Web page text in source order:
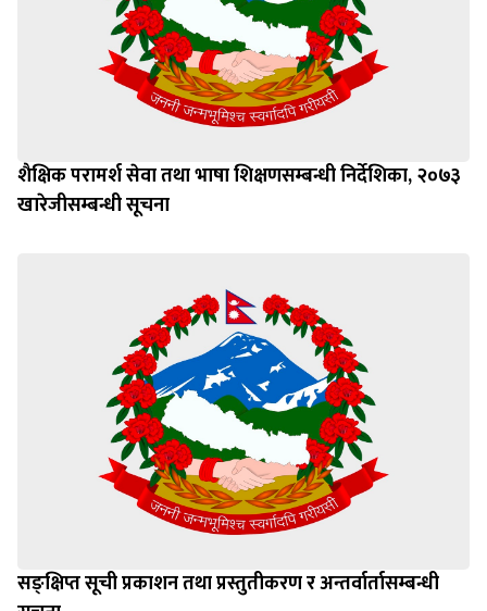
शैक्षिक परामर्श सेवा तथा भाषा शिक्षणसम्बन्धी निर्देशिका, २०७३
खारेजीसम्बन्धी सूचना
सङ्क्षिप्त सूची प्रकाशन तथा प्रस्तुतीकरण र अन्तर्वार्तासम्बन्धी